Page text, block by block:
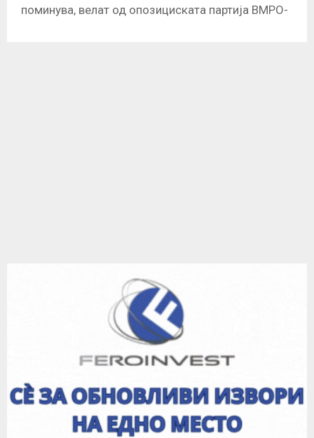
поминува, велат од опозициската партија ВМРО-